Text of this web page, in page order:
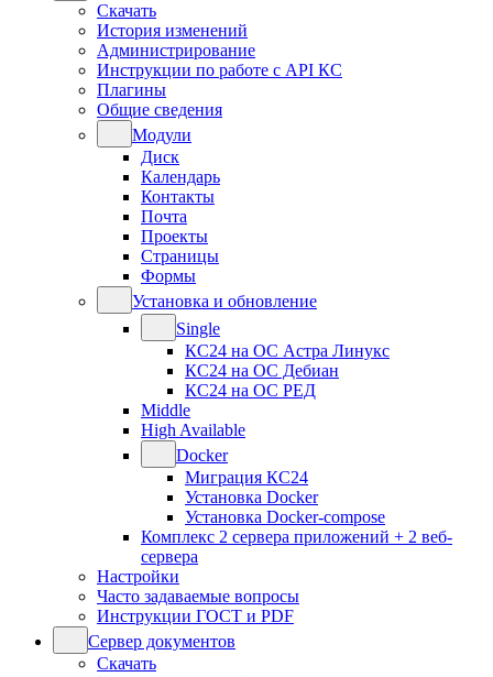
Скачать
История изменений
Администрирование
Инструкции по работе с API КС
Плагины
Общие сведения
Модули
Диск
Календарь
Контакты
Почта
Проекты
Страницы
Формы
Установка и обновление
Single
КС24 на ОС Астра Линукс
КС24 на ОС Дебиан
КС24 на ОС РЕД
Middle
High Available
Docker
Миграция КС24
Установка Docker
Установка Docker-compose
Комплекс 2 сервера приложений + 2 веб-
сервера
Настройки
Часто задаваемые вопросы
Инструкции ГОСТ и PDF
Сервер документов
Скачать